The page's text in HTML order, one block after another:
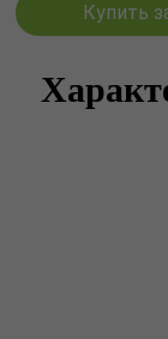
Купить